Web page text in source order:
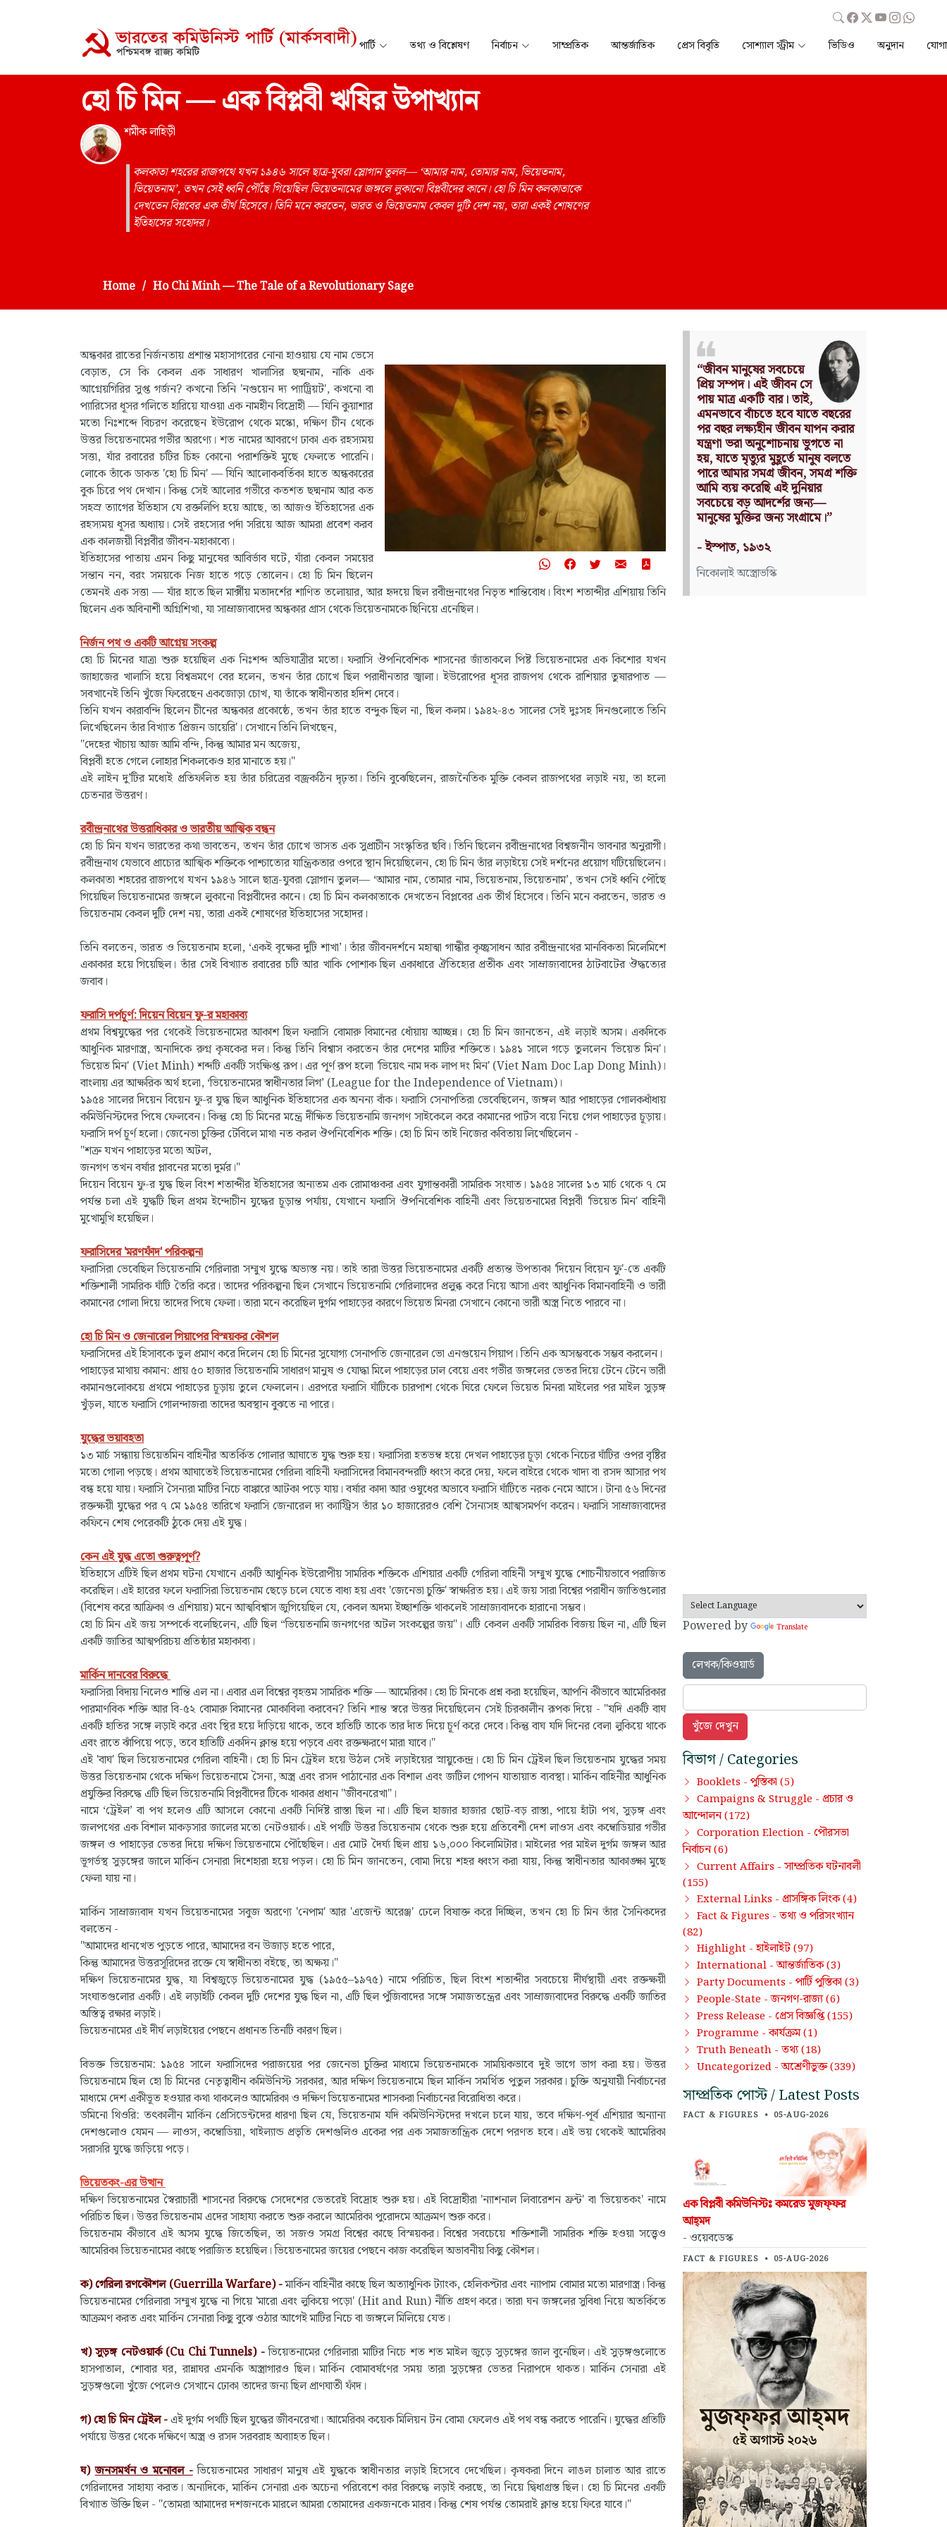
পার্টি তথ্য ও বিশ্লেষণ নির্বাচন সাম্প্রতিক আন্তর্জাতিক প্রেস বিবৃতি সোশ্যাল স্ট্রীম ভিডিও অনুদান
হো চি মিন — এক বিপ্লবী ঋষির উপাখ্যান
শমীক লাহিড়ী
কলকাতা শহরের রাজপথে যখন ১৯৪৬ সালে ছাত্র-যুবরা স্লোগান তুলল— ‘আমার নাম, তোমার নাম, ভিয়েতনাম,
ভিয়েতনাম’, তখন সেই ধ্বনি পৌঁছে গিয়েছিল ভিয়েতনামের জঙ্গলে লুকানো বিপ্লবীদের কানে। হো চি মিন কলকাতাকে
দেখতেন বিপ্লবের এক তীর্থ হিসেবে। তিনি মনে করতেন, ভারত ও ভিয়েতনাম কেবল দুটি দেশ নয়, তারা একই শোষণের
ইতিহাসের সহোদর।
Home Ho Chi Minh — The Tale of a Revolutionary Sage
অন্ধকার রাতের নির্জনতায় প্রশান্ত মহাসাগরের নোনা হাওয়ায় যে নাম ভেসে
বেড়াত, সে কি কেবল এক সাধারণ খালাসির ছদ্মনাম, নাকি এক
আগ্নেয়গিরির সুপ্ত গর্জন? কখনো তিনি 'নগুয়েন দ্য প্যাট্রিয়ট', কখনো বা
প্যারিসের ধূসর গলিতে হারিয়ে যাওয়া এক নামহীন বিদ্রোহী — যিনি কুয়াশার
মতো নিঃশব্দে বিচরণ করেছেন ইউরোপ থেকে মস্কো, দক্ষিণ চীন থেকে
উত্তর ভিয়েতনামের গভীর অরণ্যে। শত নামের আবরণে ঢাকা এক রহস্যময়
সত্তা, যাঁর রবারের চটির চিহ্ন কোনো পরাশক্তিই মুছে ফেলতে পারেনি।
লোকে তাঁকে ডাকত 'হো চি মিন' — যিনি আলোকবর্তিকা হাতে অন্ধকারের
বুক চিরে পথ দেখান। কিন্তু সেই আলোর গভীরে কতশত ছদ্মনাম আর কত
সহস্র ত্যাগের ইতিহাস যে রক্তলিপি হয়ে আছে, তা আজও ইতিহাসের এক
রহস্যময় ধূসর অধ্যায়। সেই রহস্যের পর্দা সরিয়ে আজ আমরা প্রবেশ করব
এক কালজয়ী বিপ্লবীর জীবন-মহাকাব্যে।
ইতিহাসের পাতায় এমন কিছু মানুষের আবির্ভাব ঘটে, যাঁরা কেবল সময়ের
সন্তান নন, বরং সময়কে নিজ হাতে গড়ে তোলেন। হো চি মিন ছিলেন
তেমনই এক সত্তা — যাঁর হাতে ছিল মার্ক্সীয় মতাদর্শের শাণিত তলোয়ার, আর হৃদয়ে ছিল রবীন্দ্রনাথের নিভৃত শান্তিবোধ। বিংশ শতাব্দীর এশিয়ায় তিনি
ছিলেন এক অবিনাশী অগ্নিশিখা, যা সাম্রাজ্যবাদের অন্ধকার গ্রাস থেকে ভিয়েতনামকে ছিনিয়ে এনেছিল।
নির্জন পথ ও একটি আগ্নেয় সংকল্প
হো চি মিনের যাত্রা শুরু হয়েছিল এক নিঃশব্দ অভিযাত্রীর মতো। ফরাসি ঔপনিবেশিক শাসনের জাঁতাকলে পিষ্ট ভিয়েতনামের এক কিশোর যখন
জাহাজের খালাসি হয়ে বিশ্বভ্রমণে বের হলেন, তখন তাঁর চোখে ছিল পরাধীনতার জ্বালা। ইউরোপের ধূসর রাজপথ থেকে রাশিয়ার তুষারপাত —
সবখানেই তিনি খুঁজে ফিরেছেন একজোড়া চোখ, যা তাঁকে স্বাধীনতার হদিশ দেবে।
তিনি যখন কারাবন্দি ছিলেন চীনের অন্ধকার প্রকোষ্ঠে, তখন তাঁর হাতে বন্দুক ছিল না, ছিল কলম। ১৯৪২-৪৩ সালের সেই দুঃসহ দিনগুলোতে তিনি
লিখেছিলেন তাঁর বিখ্যাত 'প্রিজন ডায়েরি'। সেখানে তিনি লিখছেন,
"দেহের খাঁচায় আজ আমি বন্দি, কিন্তু আমার মন অজেয়,
বিপ্লবী হতে গেলে লোহার শিকলকেও হার মানাতে হয়।"
এই লাইন দু’টির মধ্যেই প্রতিফলিত হয় তাঁর চরিত্রের বজ্রকঠিন দৃঢ়তা। তিনি বুঝেছিলেন, রাজনৈতিক মুক্তি কেবল রাজপথের লড়াই নয়, তা হলো
চেতনার উত্তরণ।
রবীন্দ্রনাথের উত্তরাধিকার ও ভারতীয় আত্মিক বন্ধন
হো চি মিন যখন ভারতের কথা ভাবতেন, তখন তাঁর চোখে ভাসত এক সুপ্রাচীন সংস্কৃতির ছবি। তিনি ছিলেন রবীন্দ্রনাথের বিশ্বজনীন ভাবনার অনুরাগী।
রবীন্দ্রনাথ যেভাবে প্রাচ্যের আত্মিক শক্তিকে পাশ্চাত্যের যান্ত্রিকতার ওপরে স্থান দিয়েছিলেন, হো চি মিন তাঁর লড়াইয়ে সেই দর্শনের প্রয়োগ ঘটিয়েছিলেন।
কলকাতা শহরের রাজপথে যখন ১৯৪৬ সালে ছাত্র-যুবরা স্লোগান তুলল— ‘আমার নাম, তোমার নাম, ভিয়েতনাম, ভিয়েতনাম’, তখন সেই ধ্বনি পৌঁছে
গিয়েছিল ভিয়েতনামের জঙ্গলে লুকানো বিপ্লবীদের কানে। হো চি মিন কলকাতাকে দেখতেন বিপ্লবের এক তীর্থ হিসেবে। তিনি মনে করতেন, ভারত ও
ভিয়েতনাম কেবল দুটি দেশ নয়, তারা একই শোষণের ইতিহাসের সহোদর।
তিনি বলতেন, ভারত ও ভিয়েতনাম হলো, ‘একই বৃক্ষের দুটি শাখা’। তাঁর জীবনদর্শনে মহাত্মা গান্ধীর কৃচ্ছ্রসাধন আর রবীন্দ্রনাথের মানবিকতা মিলেমিশে
একাকার হয়ে গিয়েছিল। তাঁর সেই বিখ্যাত রবারের চটি আর খাকি পোশাক ছিল একাধারে ঐতিহ্যের প্রতীক এবং সাম্রাজ্যবাদের ঠাটবাটের ঔদ্ধত্যের
জবাব।
ফরাসি দর্পচূর্ণ: দিয়েন বিয়েন ফু-র মহাকাব্য
প্রথম বিশ্বযুদ্ধের পর থেকেই ভিয়েতনামের আকাশ ছিল ফরাসি বোমারু বিমানের ধোঁয়ায় আচ্ছন্ন। হো চি মিন জানতেন, এই লড়াই অসম। একদিকে
আধুনিক মারণাস্ত্র, অন্যদিকে রুগ্ন কৃষকের দল। কিন্তু তিনি বিশ্বাস করতেন তাঁর দেশের মাটির শক্তিতে। ১৯৪১ সালে গড়ে তুললেন 'ভিয়েত মিন'।
'ভিয়েত মিন' (Viet Minh) শব্দটি একটি সংক্ষিপ্ত রূপ। এর পূর্ণ রূপ হলো 'ভিয়েৎ নাম দক লাপ দং মিন' (Viet Nam Doc Lap Dong Minh)।
বাংলায় এর আক্ষরিক অর্থ হলো, ‘ভিয়েতনামের স্বাধীনতার লিগ’ (League for the Independence of Vietnam)।
১৯৫৪ সালের দিয়েন বিয়েন ফু-র যুদ্ধ ছিল আধুনিক ইতিহাসের এক অনন্য বাঁক। ফরাসি সেনাপতিরা ভেবেছিলেন, জঙ্গল আর পাহাড়ের গোলকধাঁধায়
কমিউনিস্টদের পিষে ফেলবেন। কিন্তু হো চি মিনের মন্ত্রে দীক্ষিত ভিয়েতনামি জনগণ সাইকেলে করে কামানের পার্টস বয়ে নিয়ে গেল পাহাড়ের চূড়ায়।
ফরাসি দর্প চূর্ণ হলো। জেনেভা চুক্তির টেবিলে মাথা নত করল ঔপনিবেশিক শক্তি। হো চি মিন তাই নিজের কবিতায় লিখেছিলেন -
"শত্রু যখন পাহাড়ের মতো অটল,
জনগণ তখন বর্ষার প্লাবনের মতো দুর্মর।"
দিয়েন বিয়েন ফু-র যুদ্ধ ছিল বিংশ শতাব্দীর ইতিহাসের অন্যতম এক রোমাঞ্চকর এবং যুগান্তকারী সামরিক সংঘাত। ১৯৫৪ সালের ১৩ মার্চ থেকে ৭ মে
পর্যন্ত চলা এই যুদ্ধটি ছিল প্রথম ইন্দোচীন যুদ্ধের চূড়ান্ত পর্যায়, যেখানে ফরাসি ঔপনিবেশিক বাহিনী এবং ভিয়েতনামের বিপ্লবী 'ভিয়েত মিন' বাহিনী
মুখোমুখি হয়েছিল।
ফরাসিদের 'মরণফাঁদ' পরিকল্পনা
ফরাসিরা ভেবেছিল ভিয়েতনামি গেরিলারা সম্মুখ যুদ্ধে অভ্যস্ত নয়। তাই তারা উত্তর ভিয়েতনামের একটি প্রত্যন্ত উপত্যকা 'দিয়েন বিয়েন ফু'-তে একটি
শক্তিশালী সামরিক ঘাঁটি তৈরি করে। তাদের পরিকল্পনা ছিল সেখানে ভিয়েতনামি গেরিলাদের প্রলুব্ধ করে নিয়ে আসা এবং আধুনিক বিমানবাহিনী ও ভারী
কামানের গোলা দিয়ে তাদের পিষে ফেলা। তারা মনে করেছিল দুর্গম পাহাড়ের কারণে ভিয়েত মিনরা সেখানে কোনো ভারী অস্ত্র নিতে পারবে না।
হো চি মিন ও জেনারেল গিয়াপের বিস্ময়কর কৌশল
ফরাসিদের এই হিসাবকে ভুল প্রমাণ করে দিলেন হো চি মিনের সুযোগ্য সেনাপতি জেনারেল ভো এনগুয়েন গিয়াপ। তিনি এক অসম্ভবকে সম্ভব করলেন।
পাহাড়ের মাথায় কামান: প্রায় ৫০ হাজার ভিয়েতনামি সাধারণ মানুষ ও যোদ্ধা মিলে পাহাড়ের ঢাল বেয়ে এবং গভীর জঙ্গলের ভেতর দিয়ে টেনে টেনে ভারী
কামানগুলোকয়ে প্রথমে পাহাড়ের চূড়ায় তুলে ফেললেন। এরপরে ফরাসি ঘাঁটিকে চারপাশ থেকে ঘিরে ফেলে ভিয়েত মিনরা মাইলের পর মাইল সুড়ঙ্গ
খুঁড়ল, যাতে ফরাসি গোলন্দাজরা তাদের অবস্থান বুঝতে না পারে।
যুদ্ধের ভয়াবহতা
১৩ মার্চ সন্ধ্যায় ভিয়েতমিন বাহিনীর অতর্কিত গোলার আঘাতে যুদ্ধ শুরু হয়। ফরাসিরা হতভম্ব হয়ে দেখল পাহাড়ের চূড়া থেকে নিচের ঘাঁটির ওপর বৃষ্টির
মতো গোলা পড়ছে। প্রথম আঘাতেই ভিয়েতনামের গেরিলা বাহিনী ফরাসিদের বিমানবন্দরটি ধ্বংস করে দেয়, ফলে বাইরে থেকে খাদ্য বা রসদ আসার পথ
বন্ধ হয়ে যায়। ফরাসি সৈন্যরা মাটির নিচে বাঙ্কারে আটকা পড়ে যায়। বর্ষার কাদা আর ওষুধের অভাবে ফরাসি ঘাঁটিতে নরক নেমে আসে। টানা ৫৬ দিনের
রক্তক্ষয়ী যুদ্ধের পর ৭ মে ১৯৫৪ তারিখে ফরাসি জেনারেল দ্য ক্যাস্ট্রিস তাঁর ১০ হাজারেরও বেশি সৈন্যসহ আত্মসমর্পণ করেন। ফরাসি সাম্রাজ্যবাদের
কফিনে শেষ পেরেকটি ঠুকে দেয় এই যুদ্ধ।
কেন এই যুদ্ধ এতো গুরুত্বপূর্ণ?
ইতিহাসে এটিই ছিল প্রথম ঘটনা যেখানে একটি আধুনিক ইউরোপীয় সামরিক শক্তিকে এশিয়ার একটি গেরিলা বাহিনী সম্মুখ যুদ্ধে শোচনীয়ভাবে পরাজিত
করেছিল। এই হারের ফলে ফরাসিরা ভিয়েতনাম ছেড়ে চলে যেতে বাধ্য হয় এবং 'জেনেভা চুক্তি' স্বাক্ষরিত হয়। এই জয় সারা বিশ্বের পরাধীন জাতিগুলোর
(বিশেষ করে আফ্রিকা ও এশিয়ায়) মনে আত্মবিশ্বাস জুগিয়েছিল যে, কেবল অদম্য ইচ্ছাশক্তি থাকলেই সাম্রাজ্যবাদকে হারানো সম্ভব।
হো চি মিন এই জয় সম্পর্কে বলেছিলেন, এটি ছিল “ভিয়েতনামি জনগণের অটল সংকল্পের জয়"। এটি কেবল একটি সামরিক বিজয় ছিল না, এটি ছিল
একটি জাতির আত্মপরিচয় প্রতিষ্ঠার মহাকাব্য।
মার্কিন দানবের বিরুদ্ধে
ফরাসিরা বিদায় নিলেও শান্তি এল না। এবার এল বিশ্বের বৃহত্তম সামরিক শক্তি — আমেরিকা। হো চি মিনকে প্রশ্ন করা হয়েছিল, আপনি কীভাবে আমেরিকার
পারমাণবিক শক্তি আর বি-৫২ বোমারু বিমানের মোকাবিলা করবেন? তিনি শান্ত স্বরে উত্তর দিয়েছিলেন সেই চিরকালীন রূপক দিয়ে - "যদি একটি বাঘ
একটি হাতির সঙ্গে লড়াই করে এবং স্থির হয়ে দাঁড়িয়ে থাকে, তবে হাতিটি তাকে তার দাঁত দিয়ে চূর্ণ করে দেবে। কিন্তু বাঘ যদি দিনের বেলা লুকিয়ে থাকে
এবং রাতে ঝাঁপিয়ে পড়ে, তবে হাতিটি একদিন ক্লান্ত হয়ে পড়বে এবং রক্তক্ষরণে মারা যাবে।"
এই 'বাঘ' ছিল ভিয়েতনামের গেরিলা বাহিনী। হো চি মিন ট্রেইল হয়ে উঠল সেই লড়াইয়ের স্নায়ুকেন্দ্র। হো চি মিন ট্রেইল ছিল ভিয়েতনাম যুদ্ধের সময়
উত্তর ভিয়েতনাম থেকে দক্ষিণ ভিয়েতনামে সৈন্য, অস্ত্র এবং রসদ পাঠানোর এক বিশাল এবং জটিল গোপন যাতায়াত ব্যবস্থা। মার্কিন বাহিনীর আধুনিক
প্রযুক্তির বিরুদ্ধে এটি ছিল ভিয়েতনামি বিপ্লবীদের টিকে থাকার প্রধান "জীবনরেখা"।
নামে ‘ট্রেইল’ বা পথ হলেও এটি আসলে কোনো একটি নির্দিষ্ট রাস্তা ছিল না। এটি ছিল হাজার হাজার ছোট-বড় রাস্তা, পায়ে হাঁটা পথ, সুড়ঙ্গ এবং
জলপথের এক বিশাল মাকড়সার জালের মতো নেটওয়ার্ক। এই পথটি উত্তর ভিয়েতনাম থেকে শুরু হয়ে প্রতিবেশী দেশ লাওস এবং কম্বোডিয়ার গভীর
জঙ্গল ও পাহাড়ের ভেতর দিয়ে দক্ষিণ ভিয়েতনামে পৌঁছেছিল। এর মোট দৈর্ঘ্য ছিল প্রায় ১৬,০০০ কিলোমিটার। মাইলের পর মাইল দুর্গম জঙ্গল আর
ভূগর্ভস্থ সুড়ঙ্গের জালে মার্কিন সেনারা দিশেহারা হয়ে পড়ল। হো চি মিন জানতেন, বোমা দিয়ে শহর ধ্বংস করা যায়, কিন্তু স্বাধীনতার আকাঙ্ক্ষা মুছে
ফেলা যায় না।
মার্কিন সাম্রাজ্যবাদ যখন ভিয়েতনামের সবুজ অরণ্যে 'নেপাম' আর 'এজেন্ট অরেঞ্জ' ঢেলে বিষাক্ত করে দিচ্ছিল, তখন হো চি মিন তাঁর সৈনিকদের
বলতেন -
"আমাদের ধানখেত পুড়তে পারে, আমাদের বন উজাড় হতে পারে,
কিন্তু আমাদের উত্তরসূরিদের রক্তে যে স্বাধীনতা বইছে, তা অক্ষয়।"
দক্ষিণ ভিয়েতনামের যুদ্ধ, যা বিশ্বজুড়ে ভিয়েতনামের যুদ্ধ (১৯৫৫–১৯৭৫) নামে পরিচিত, ছিল বিংশ শতাব্দীর সবচেয়ে দীর্ঘস্থায়ী এবং রক্তক্ষয়ী
সংঘাতগুলোর একটি। এই লড়াইটি কেবল দুটি দেশের যুদ্ধ ছিল না, এটি ছিল পুঁজিবাদের সঙ্গে সমাজতন্ত্রের এবং সাম্রাজ্যবাদের বিরুদ্ধে একটি জাতির
অস্তিত্ব রক্ষার লড়াই।
ভিয়েতনামের এই দীর্ঘ লড়াইয়ের পেছনে প্রধানত তিনটি কারণ ছিল।
বিভক্ত ভিয়েতনাম: ১৯৫৪ সালে ফরাসিদের পরাজয়ের পর জেনেভা চুক্তির মাধ্যমে ভিয়েতনামকে সাময়িকভাবে দুই ভাগে ভাগ করা হয়। উত্তর
ভিয়েতনামে ছিল হো চি মিনের নেতৃত্বাধীন কমিউনিস্ট সরকার, আর দক্ষিণ ভিয়েতনামে ছিল মার্কিন সমর্থিত পুতুল সরকার। চুক্তি অনুযায়ী নির্বাচনের
মাধ্যমে দেশ একীভূত হওয়ার কথা থাকলেও আমেরিকা ও দক্ষিণ ভিয়েতনামের শাসকরা নির্বাচনের বিরোধিতা করে।
ডমিনো থিওরি: তৎকালীন মার্কিন প্রেসিডেন্টদের ধারণা ছিল যে, ভিয়েতনাম যদি কমিউনিস্টদের দখলে চলে যায়, তবে দক্ষিণ-পূর্ব এশিয়ার অন্যান্য
দেশগুলোও যেমন — লাওস, কম্বোডিয়া, থাইল্যান্ড প্রভৃতি দেশগুলিও একের পর এক সমাজতান্ত্রিক দেশে পরণত হবে। এই ভয় থেকেই আমেরিকা
সরাসরি যুদ্ধে জড়িয়ে পড়ে।
ভিয়েতকং-এর উত্থান
দক্ষিণ ভিয়েতনামের স্বৈরাচারী শাসনের বিরুদ্ধে সেদেশের ভেতরেই বিদ্রোহ শুরু হয়। এই বিদ্রোহীরা 'ন্যাশনাল লিবারেশন ফ্রন্ট' বা 'ভিয়েতকং' নামে
পরিচিত ছিল। উত্তর ভিয়েতনাম এদের সাহায্য করতে শুরু করলে আমেরিকা পুরোদমে আক্রমণ শুরু করে।
ভিয়েতনাম কীভাবে এই অসম যুদ্ধে জিতেছিল, তা সজও সমগ্র বিশ্বের কাছে বিস্ময়কর। বিশ্বের সবচেয়ে শক্তিশালী সামরিক শক্তি হওয়া সত্ত্বেও
আমেরিকা ভিয়েতনামের কাছে পরাজিত হয়েছিল। ভিয়েতনামের জয়ের পেছনে কাজ করেছিল অভাবনীয় কিছু কৌশল।
ক)গেরিলা রণকৌশল (Guerrilla Warfare) -মার্কিন বাহিনীর কাছে ছিল অত্যাধুনিক ট্যাংক, হেলিকপ্টার এবং ন্যাপাম বোমার মতো মারণাস্ত্র। কিন্তু
ভিয়েতনামের গেরিলারা সম্মুখ যুদ্ধে না গিয়ে 'মারো এবং লুকিয়ে পড়ো' (Hit and Run) নীতি গ্রহণ করে। তারা ঘন জঙ্গলের সুবিধা নিয়ে অতর্কিতে
আক্রমণ করত এবং মার্কিন সেনারা কিছু বুঝে ওঠার আগেই মাটির নিচে বা জঙ্গলে মিলিয়ে যেত।
খ) সুড়ঙ্গ নেটওয়ার্ক (Cu Chi Tunnels) -ভিয়েতনামের গেরিলারা মাটির নিচে শত শত মাইল জুড়ে সুড়ঙ্গের জাল বুনেছিল। এই সুড়ঙ্গগুলোতে
হাসপাতাল, শোবার ঘর, রান্নাঘর এমনকি অস্ত্রাগারও ছিল। মার্কিন বোমাবর্ষণের সময় তারা সুড়ঙ্গের ভেতর নিরাপদে থাকত। মার্কিন সেনারা এই
সুড়ঙ্গগুলো খুঁজে পেলেও সেখানে ঢোকা তাদের জন্য ছিল প্রাণঘাতী ফাঁদ।
গ)হো চি মিন ট্রেইল -এই দুর্গম পথটি ছিল যুদ্ধের জীবনরেখা। আমেরিকা কয়েক মিলিয়ন টন বোমা ফেলেও এই পথ বন্ধ করতে পারেনি। যুদ্ধের প্রতিটি
পর্যায়ে উত্তর থেকে দক্ষিণে অস্ত্র ও রসদ সরবরাহ অব্যাহত ছিল।
ঘ) জনসমর্থন ও মনোবল - ভিয়েতনামের সাধারণ মানুষ এই যুদ্ধকে স্বাধীনতার লড়াই হিসেবে দেখেছিল। কৃষকরা দিনে লাঙল চালাত আর রাতে
গেরিলাদের সাহায্য করত। অন্যদিকে, মার্কিন সেনারা এক অচেনা পরিবেশে কার বিরুদ্ধে লড়াই করছে, তা নিয়ে দ্বিধাগ্রস্ত ছিল। হো চি মিনের একটি
বিখ্যাত উক্তি ছিল - "তোমরা আমাদের দশজনকে মারলে আমরা তোমাদের একজনকে মারব। কিন্তু শেষ পর্যন্ত তোমরাই ক্লান্ত হয়ে ফিরে যাবে।"
Nothing can have value
without being an object of
utility.
Source: Das Kapital
(Volume I, Chapter 1)
কার্ল মার্কস
Powered by Translate
লেখক/কিওয়ার্ড
বিভাগ / Categories
Booklets - পুস্তিকা (5)
Campaigns & Struggle - প্রচার ও
আন্দোলন(172)
Corporation Election - পৌরসভা
নির্বাচন(6)
Current Affairs - সাম্প্রতিক ঘটনাবলী
(155)
External Links - প্রাসঙ্গিক লিংক(4)
Fact & Figures - তথ্য ও পরিসংখ্যান
(82)
Highlight -হাইলাইট(97)
International -আন্তর্জাতিক(3)
Party Documents - পার্টি পুস্তিকা (3)
People-State -জনগণ-রাজ্য(6)
Press Release - প্রেস বিজ্ঞপ্তি(155)
Programme -কার্যক্রম(1)
Truth Beneath - তথ্য(18)
Uncategorized -অশ্রেণীভুক্ত(339)
সাম্প্রতিক পোস্ট / Latest Posts
FACT & FIGURES • 05-AUG-2026
এক বিপ্লবী কমিউনিস্টঃ কমরেড মুজফ্‌ফর
আহ্‌মদ
- ওয়েবডেস্ক
FACT & FIGURES • 05-AUG-2026